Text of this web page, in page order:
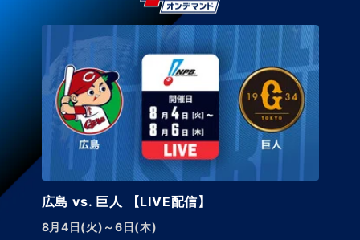
横浜DeNA vs. 阪神
8月4日(火)～6日(木)